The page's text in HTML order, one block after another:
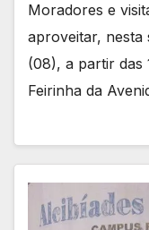
Moradores e
aproveitar, nesta
(08), a partir das
Feirinha da